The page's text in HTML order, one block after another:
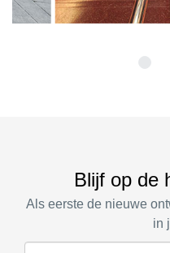
Blijf op de
Als eerste de nieuwe
in